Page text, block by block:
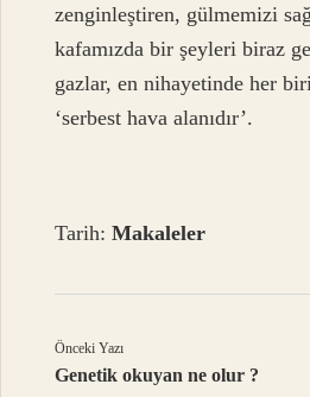
zenginleştiren, gülmemizi
kafamızda bir şeyleri biraz
gazlar, en nihayetinde her
‘serbest hava alanıdır’.
Tarih:Makaleler
Önceki Yazı
Genetik okuyan ne olur ?